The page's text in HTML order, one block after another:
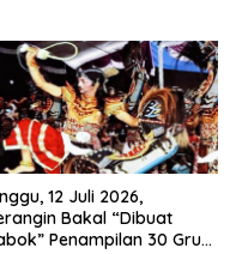
12 Juli 2026,
Bakal “Dibuat
Penampilan 30 Grup